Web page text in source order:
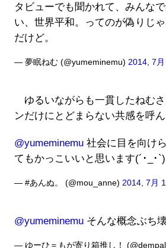
タビューでも聞かれて、みんな
い、世界平和。ってのが偽りじ
だけど。
— 夢眠ねむ (@yumeminemu) 2014, 7月
ゆるいながらも一貫したねむ
ンだけにとどまらない共感を呼ん
@yumeminemu社会に目を向け
てもかっこいいと思います(´･_･`)
— #あんぬ。 (@mou_anne) 2014, 7月 1
@yumeminemuそんな概念ぶち
— ゆーひ＝もが寄り箱推し！